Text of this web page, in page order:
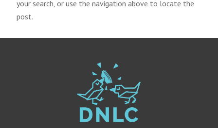
your search, or use the navigation above to locate the
post.